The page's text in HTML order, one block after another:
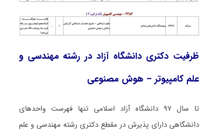
ظرفیت دکتری دانشگاه آزاد در رشته مهندسی و
علم کامپیوتر – هوش مصنوعی
تا سال ۹۷ دانشگاه آزاد اسلامی تنها فهرست واحدهای
دانشگاهی دارای پذیرش در مقطع دکتری رشته مهندسی و علم